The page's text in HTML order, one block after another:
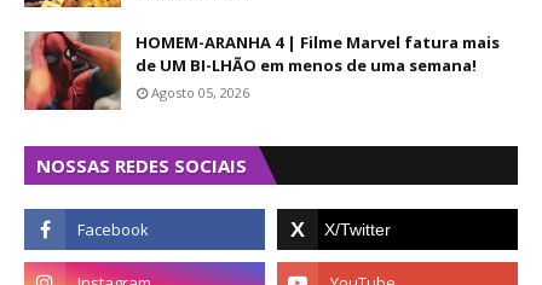
HOMEM-ARANHA 4 | Filme Marvel fatura mais
de UM BI-LHÃO em menos de uma semana!
Agosto 05, 2026
NOSSAS REDES SOCIAIS